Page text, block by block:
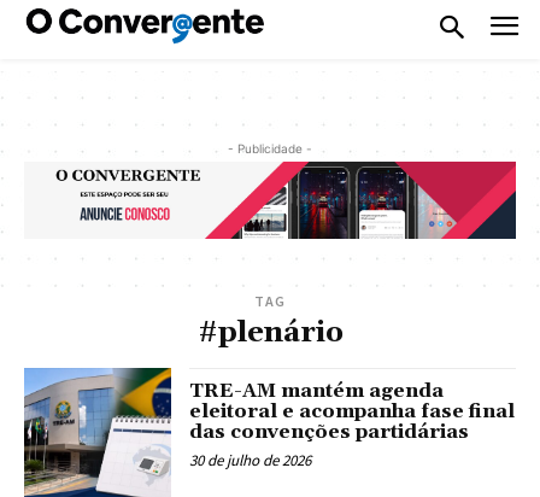
- Publicidade -
TAG
#plenário
TRE-AM mantém agenda
eleitoral e acompanha fase final
das convenções partidárias
30 de julho de 2026